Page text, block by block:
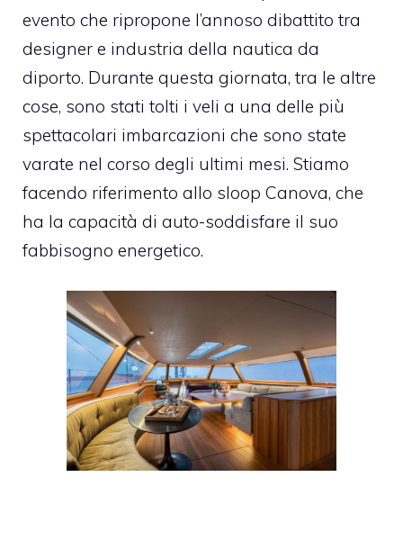
evento che ripropone l’annoso dibattito tra
designer e industria della nautica da
diporto. Durante questa giornata, tra le altre
cose, sono stati tolti i veli a una delle più
spettacolari imbarcazioni che sono state
varate nel corso degli ultimi mesi. Stiamo
facendo riferimento allo sloop Canova, che
ha la capacità di auto-soddisfare il suo
fabbisogno energetico.